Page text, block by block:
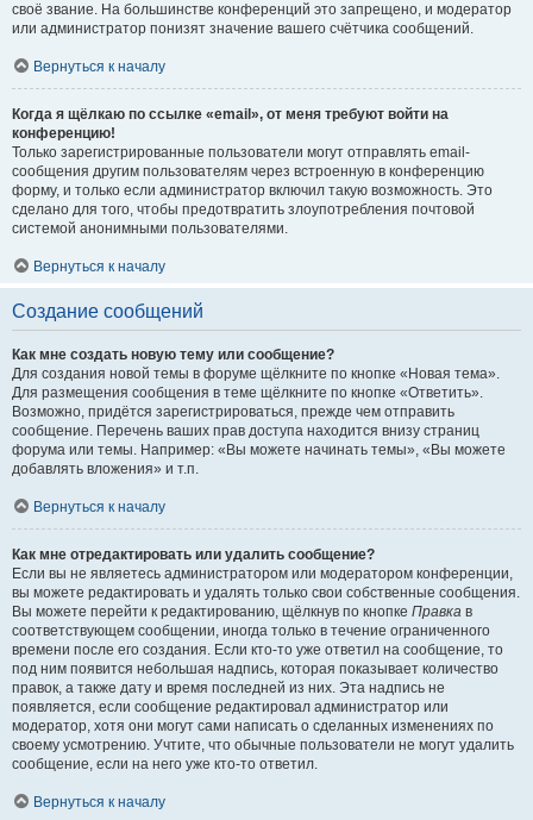
своё звание. На большинстве конференций это запрещено, и модератор
или администратор понизят значение вашего счётчика сообщений.
Вернуться к началу
Когда я щёлкаю по ссылке «email», от меня требуют войти на
конференцию!
Только зарегистрированные пользователи могут отправлять email-
сообщения другим пользователям через встроенную в конференцию
форму, и только если администратор включил такую возможность. Это
сделано для того, чтобы предотвратить злоупотребления почтовой
системой анонимными пользователями.
Вернуться к началу
Создание сообщений
Как мне создать новую тему или сообщение?
Для создания новой темы в форуме щёлкните по кнопке «Новая тема».
Для размещения сообщения в теме щёлкните по кнопке «Ответить».
Возможно, придётся зарегистрироваться, прежде чем отправить
сообщение. Перечень ваших прав доступа находится внизу страниц
форума или темы. Например: «Вы можете начинать темы», «Вы можете
добавлять вложения» и т.п.
Вернуться к началу
Как мне отредактировать или удалить сообщение?
Если вы не являетесь администратором или модератором конференции,
вы можете редактировать и удалять только свои собственные сообщения.
Вы можете перейти к редактированию, щёлкнув по кнопке Правка в
соответствующем сообщении, иногда только в течение ограниченного
времени после его создания. Если кто-то уже ответил на сообщение, то
под ним появится небольшая надпись, которая показывает количество
правок, а также дату и время последней из них. Эта надпись не
появляется, если сообщение редактировал администратор или
модератор, хотя они могут сами написать о сделанных изменениях по
своему усмотрению. Учтите, что обычные пользователи не могут удалить
сообщение, если на него уже кто-то ответил.
Вернуться к началу